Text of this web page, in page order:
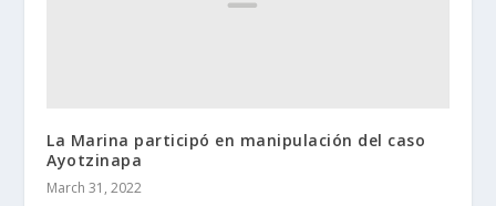
La Marina participó en manipulación del caso
Ayotzinapa
March 31, 2022